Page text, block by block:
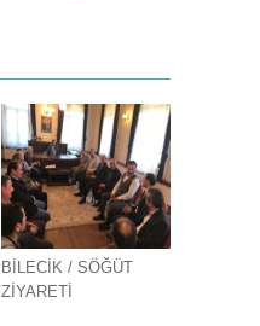
BİLECİK / SÖĞÜT
ZİYARETİ